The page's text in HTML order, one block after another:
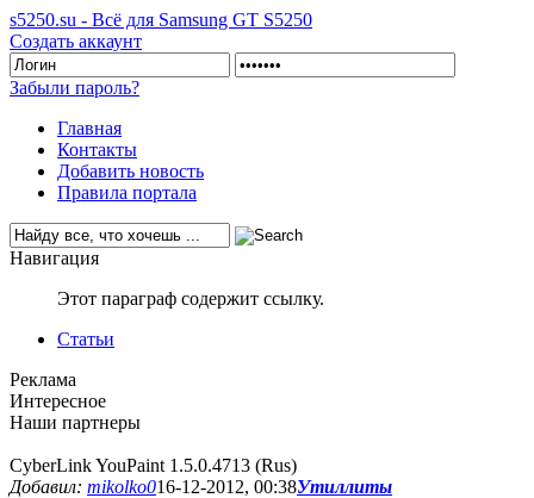
s5250.su - Всё для Samsung GT S5250
Создать аккаунт
Забыли пароль?
Главная
Контакты
Добавить новость
Правила портала
Навигация
Этот параграф содержит ссылку.
Статьи
Реклама
Интересное
Наши партнеры
CyberLink YouPaint 1.5.0.4713 (Rus)
Добавил: mikolko016-12-2012, 00:38Утиллиты